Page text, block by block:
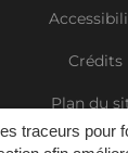
traceurs pour
Crédits
Plan du
Mentions